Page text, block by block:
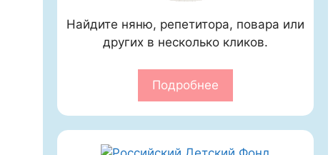
Найдите няню, репетитора, повара или
других в несколько кликов.
Подробнее